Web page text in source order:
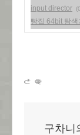
input director
빵집 64bit 탐
구차니